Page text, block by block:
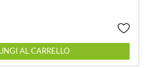
Quantità
AL CARRELLO